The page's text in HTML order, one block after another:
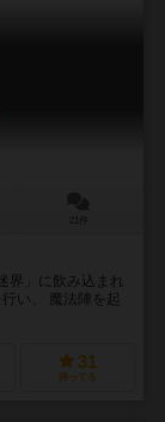
界」に飲み込まれ
い、 魔法陣を起
31
持ってる